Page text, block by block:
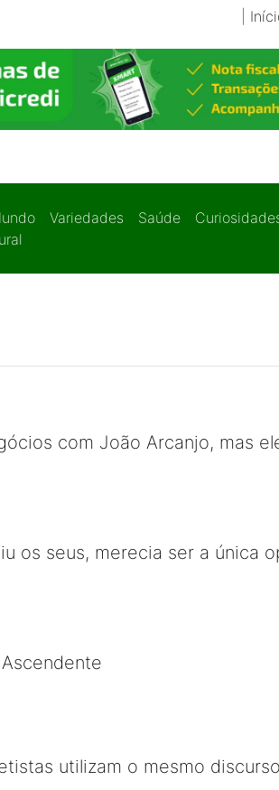
Variedades Saúde
com João Arcanjo, mas
os seus, merecia ser a única
utilizam o mesmo